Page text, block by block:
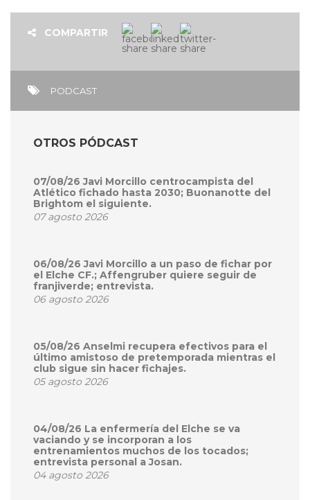
COMPARTIR
PODCAST
OTROS PÓDCAST
07/08/26 Javi Morcillo centrocampista del
Atlético fichado hasta 2030; Buonanotte del
Brightom el siguiente.
07 agosto 2026
06/08/26 Javi Morcillo a un paso de fichar por
el Elche CF.; Affengruber quiere seguir de
franjiverde; entrevista.
06 agosto 2026
05/08/26 Anselmi recupera efectivos para el
último amistoso de pretemporada mientras el
club sigue sin hacer fichajes.
05 agosto 2026
04/08/26 La enfermería del Elche se va
vaciando y se incorporan a los
entrenamientos muchos de los tocados;
entrevista personal a Josan.
04 agosto 2026